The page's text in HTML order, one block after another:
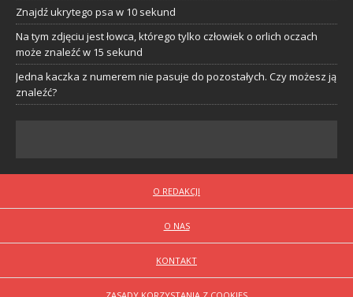
Znajdź ukrytego psa w 10 sekund
Na tym zdjęciu jest łowca, którego tylko człowiek o orlich oczach
może znaleźć w 15 sekund
Jedna kaczka z numerem nie pasuje do pozostałych. Czy możesz ją
znaleźć?
O REDAKCJI
O NAS
KONTAKT